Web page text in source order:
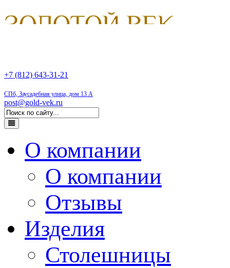
+7 (812) 643-31-21
СПб, Заусадебная улица, дом 13 А
post@gold-vek.ru
О компании
О компании
Отзывы
Изделия
Столешницы